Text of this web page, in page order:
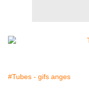
#Tubes - gifs anges